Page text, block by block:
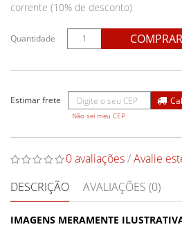
corrente (10% de desconto)
Quantidade COMPRAR
Não sei meu CEP
0 avaliações/Avalie
DESCRIÇÃO
AVALIAÇÕES (0)
IMAGENS MERAMENTE